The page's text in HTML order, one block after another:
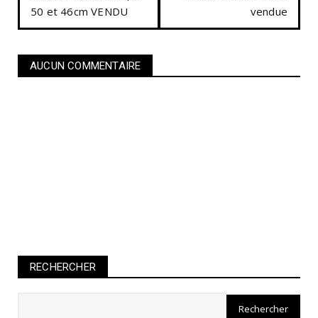
50 et 46cm VENDU
vendue
AUCUN COMMENTAIRE
RECHERCHER